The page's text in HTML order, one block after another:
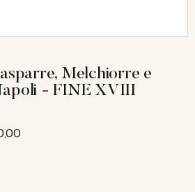
Melchiorre e
- FINE XVIII